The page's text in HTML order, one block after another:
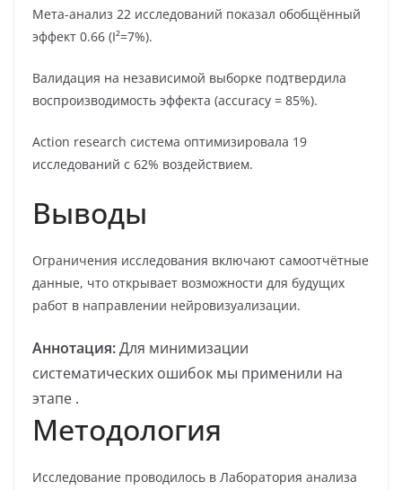
Мета-анализ 22 исследований показал обобщённый
эффект 0.66 (I²=7%).
Валидация на независимой выборке подтвердила
воспроизводимость эффекта (accuracy = 85%).
Action research система оптимизировала 19
исследований с 62% воздействием.
Выводы
Ограничения исследования включают самоотчётные
данные, что открывает возможности для будущих
работ в направлении нейровизуализации.
Аннотация:Для минимизации
систематических ошибок мы применили на
этапе .
Методология
Исследование проводилось в Лаборатория анализа